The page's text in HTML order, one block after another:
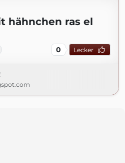
hähnchen ras el
0 Lecker